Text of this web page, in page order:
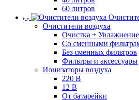
60 литров
Очистители воздуха
Очистка + Увлажнение
Cо сменными
Без сменных фильтров
Фильтры и аксессуары
Ионизаторы воздуха
220 В
12 В
От батарейки